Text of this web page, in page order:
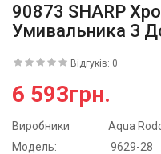
90873 SHARP
Умивальника З
Відгуків: 0
6 593грн.
Виробники
Aqua
Модель:
9629-28